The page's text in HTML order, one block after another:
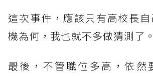
這次事件，應該只有高校長
機為何，我也就不多做猜測了。
最後，不管職位多高，依然